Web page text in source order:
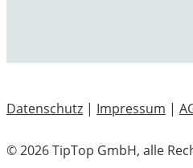
Datenschutz | Impressum |
© 2026 TipTop GmbH, alle